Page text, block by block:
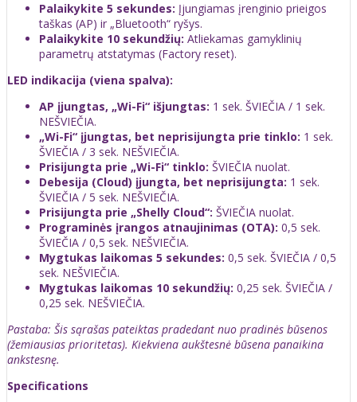
Palaikykite 5 sekundes: Įjungiamas įrenginio prieigos
taškas (AP) ir „Bluetooth“ ryšys.
Palaikykite 10 sekundžių: Atliekamas gamyklinių
parametrų atstatymas (Factory reset).
LED indikacija (viena spalva):
AP įjungtas, „Wi-Fi“ išjungtas: 1 sek. ŠVIEČIA / 1 sek.
NEŠVIEČIA.
„Wi-Fi“ įjungtas, bet neprisijungta prie tinklo: 1 sek.
ŠVIEČIA / 3 sek. NEŠVIEČIA.
Prisijungta prie „Wi-Fi“ tinklo: ŠVIEČIA nuolat.
Debesija (Cloud) įjungta, bet neprisijungta: 1 sek.
ŠVIEČIA / 5 sek. NEŠVIEČIA.
Prisijungta prie „Shelly Cloud“: ŠVIEČIA nuolat.
Programinės įrangos atnaujinimas (OTA): 0,5 sek.
ŠVIEČIA / 0,5 sek. NEŠVIEČIA.
Mygtukas laikomas 5 sekundes: 0,5 sek. ŠVIEČIA / 0,5
sek. NEŠVIEČIA.
Mygtukas laikomas 10 sekundžių: 0,25 sek. ŠVIEČIA /
0,25 sek. NEŠVIEČIA.
Pastaba: Šis sąrašas pateiktas pradedant nuo pradinės būsenos
(žemiausias prioritetas). Kiekviena aukštesnė būsena panaikina
ankstesnę.
Specifications